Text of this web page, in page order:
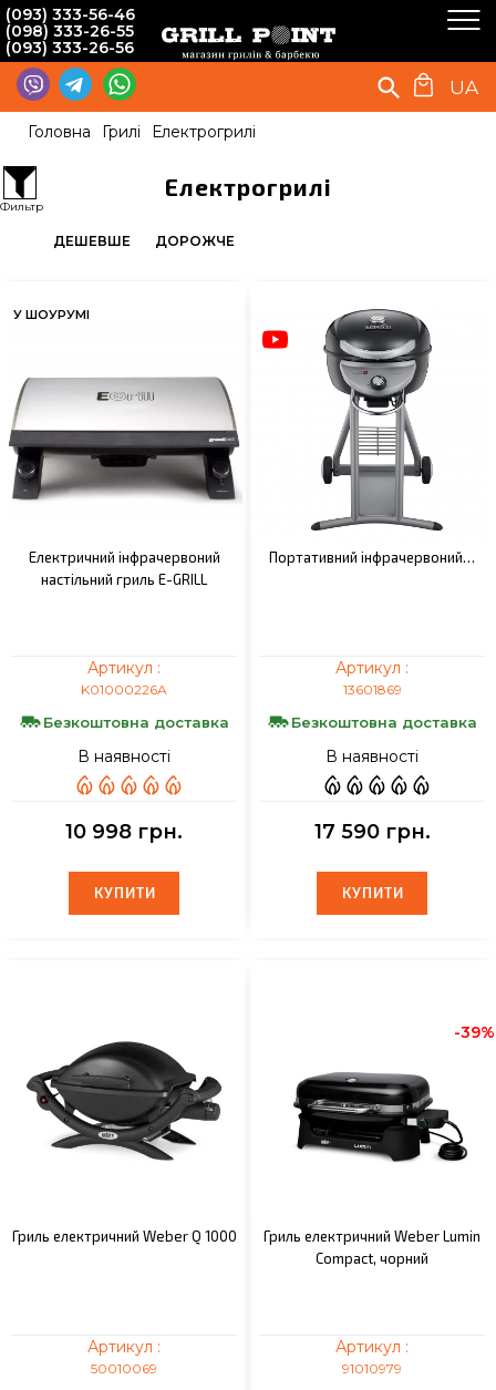
(093) 333-56-46
(098) 333-26-55
(093) 333-26-56
UA
Головна Грилі Електрогрилі
Електрогрилі
ДЕШЕВШЕ ДОРОЖЧЕ
У ШОУРУМІ
Електричний інфрачервоний
настільний гриль E-GRILL
Артикул :
K01000226A
Безкоштовна доставка
В наявності
10 998 грн.
КУПИТИ
КУПИТИ
Портативний інфрачервоний…
Артикул :
13601869
Безкоштовна доставка
В наявності
17 590 грн.
КУПИТИ
КУПИТИ
Гриль електричний Weber Q 1000
Артикул :
50010069
-39%
Гриль електричний Weber Lumin
Compact, чорний
Артикул :
91010979
Фильтр